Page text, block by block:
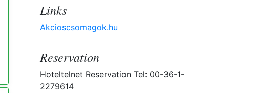
Links
Akcioscsomagok.hu
Reservation
Hoteltelnet Reservation Tel: 00-36-1-
2279614